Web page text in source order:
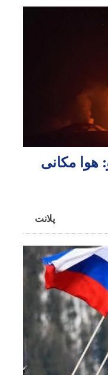
هوا مکانی
پلانت